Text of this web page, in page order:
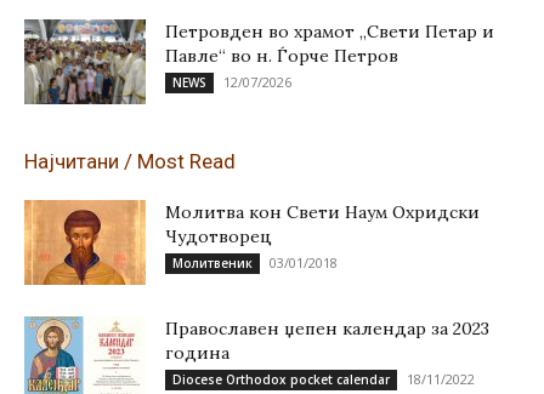
Петровден во храмот „Свети Петар и
Павле“ во н. Ѓорче Петров
NEWS 12/07/2026
Најчитани / Most Read
Молитва кон Свети Наум Охридски
Чудотворец
Молитвеник 03/01/2018
Православен џепен календар за 2023
година
Diocese Orthodox pocket calendar 18/11/2022